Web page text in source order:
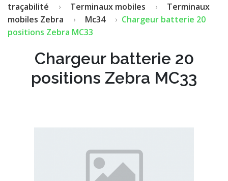
traçabilité
Terminaux mobiles
Terminaux
mobiles Zebra
Mc34
Chargeur batterie 20
positions Zebra MC33
Chargeur batterie 20
positions Zebra MC33